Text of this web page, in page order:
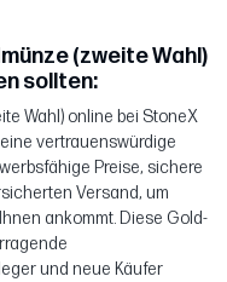
(zweite Wahl)
sollten:
Wahl) online bei StoneX
vertrauenswürdige
Preise, sichere
Versand, um
ankommt. Diese Gold-
und neue Käufer